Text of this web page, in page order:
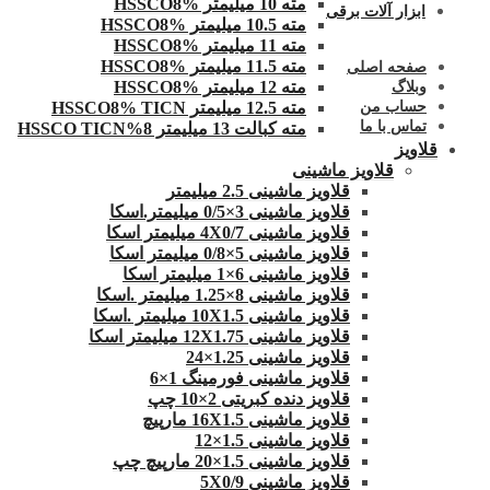
ابزار آلات برقی
صفحه اصلی
وبلاگ
حساب من
تماس با ما
مته 10.5 میلیمتر HSSCO8%
مته 11 میلیمتر HSSCO8%
مته 11.5 میلیمتر HSSCO8%
مته 12 میلیمتر HSSCO8%
مته 12.5 میلیمتر HSSCO8% TICN
مته کبالت 13 میلیمتر 8%HSSCO TICN
قلاویز
قلاویز ماشینی
قلاویز ماشینی 2.5 میلیمتر
قلاویز ماشینی 3×0/5 میلیمتر.اسکا
قلاویز ماشینی 4X0/7 میلیمتر اسکا
قلاویز ماشینی 5×0/8 میلیمتر اسکا
قلاویز ماشینی 6×1 میلیمتر اسکا
قلاویز ماشینی 8×1.25 میلیمتر .اسکا
قلاویز ماشینی 10X1.5 میلیمتر .اسکا
قلاویز ماشینی 12X1.75 میلیمتر اسکا
قلاویز ماشینی 1.25×24
قلاویز ماشینی فورمینگ 1×6
قلاویز دنده کبریتی 2×10 چپ
قلاویز ماشینی 16X1.5 مارپیچ
قلاویز ماشینی 1.5×12
قلاویز ماشینی 1.5×20 مارپیچ چپ
قلاویز ماشینی 5X0/9